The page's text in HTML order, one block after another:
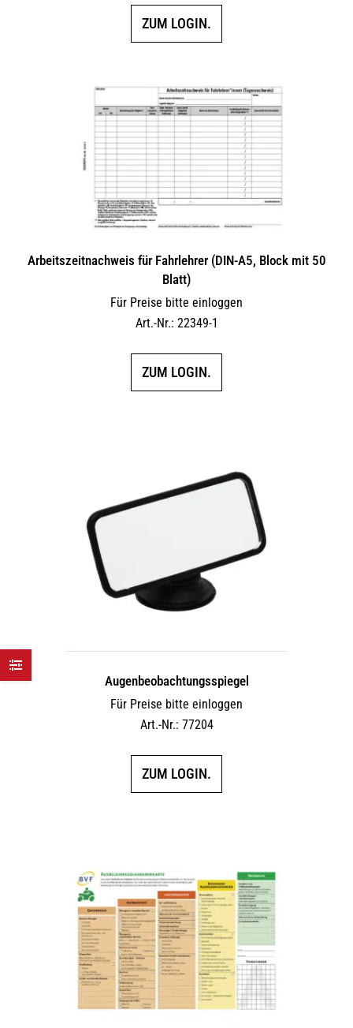
ZUM LOGIN.
Arbeitszeitnachweis für Fahrlehrer (DIN-A5, Block mit 50
Blatt)
Für Preise bitte einloggen
Art.-Nr.: 22349-1
ZUM LOGIN.
Augen­beobach­tungs­spiegel
Für Preise bitte einloggen
Art.-Nr.: 77204
ZUM LOGIN.